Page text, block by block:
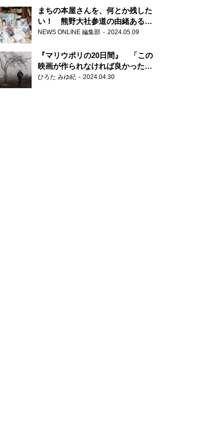
まちの本屋さんを、何とか残した
い！ 熊野大社参道の由緒ある書
店・三代目の強い思い
NEWS ONLINE 編集部 2024.05.09
『マリウポリの20日間』 「この
映画が作られなければ良かった」
と語る監督
ひろた みゆ紀 2024.04.30